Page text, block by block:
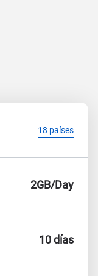
18 países
2GB/Day
10 días